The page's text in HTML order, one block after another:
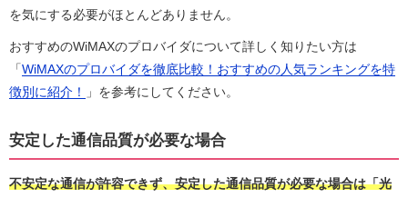
を気にする必要がほとんどありません。
おすすめのWiMAXのプロバイダについて詳しく知りたい方は
「 WiMAXのプロバイダを徹底比較！おすすめの人気ランキングを特
徴別に紹介！
」を参考にしてください。
安定した通信品質が必要な場合
不安定な通信が許容できず、安定した通信品質が必要な場合は「光